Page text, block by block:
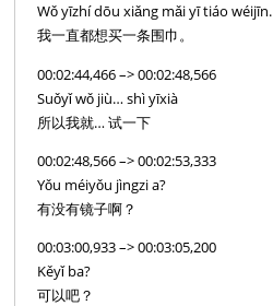
Wǒ yīzhí dōu xiǎng mǎi yī tiáo wéijīn.
我一直都想买一条围巾。
00:02:44,466 –> 00:02:48,566
Suǒyǐ wǒ jiù… shì yīxià
所以我就… 试一下
00:02:48,566 –> 00:02:53,333
Yǒu méiyǒu jìngzi a?
有没有镜子啊？
00:03:00,933 –> 00:03:05,200
Kěyǐ ba?
可以吧？